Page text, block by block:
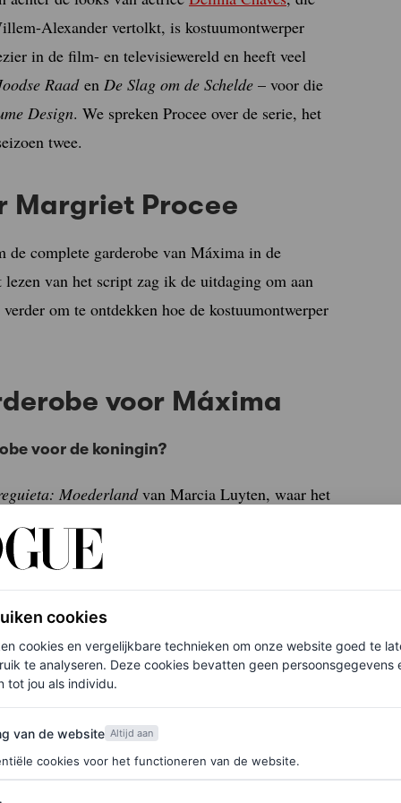
Alexander vertolkt, is kostuumontwerper
in de film- en televisiewereld en heeft veel
Raad en De Slag om de Schelde – voor die
Design. We spreken Procee over de serie, het
twee.
Margriet Procee
de complete garderobe van Máxima in de
van het script zag ik de uitdaging om aan
om te ontdekken hoe de kostuumontwerper
voor Máxima
voor de koningin?
Moederlandvan Marcia Luyten, waar het
verzamelde ik zoveel mogelijk
en jaren negentig-boeken gedoken. Het
met hoe de serie
Bijvoorbeeld met een stylist?
in seizoen 2) natuurlijk wel. Maar met het hof
cookies
cookies en vergelijkbare technieken om onze website goed te
te analyseren. Deze cookies bevatten geen persoonsgegevens
tot jou als individu.
de website
van de website Altijd aan
cookies voor het functioneren van de website.